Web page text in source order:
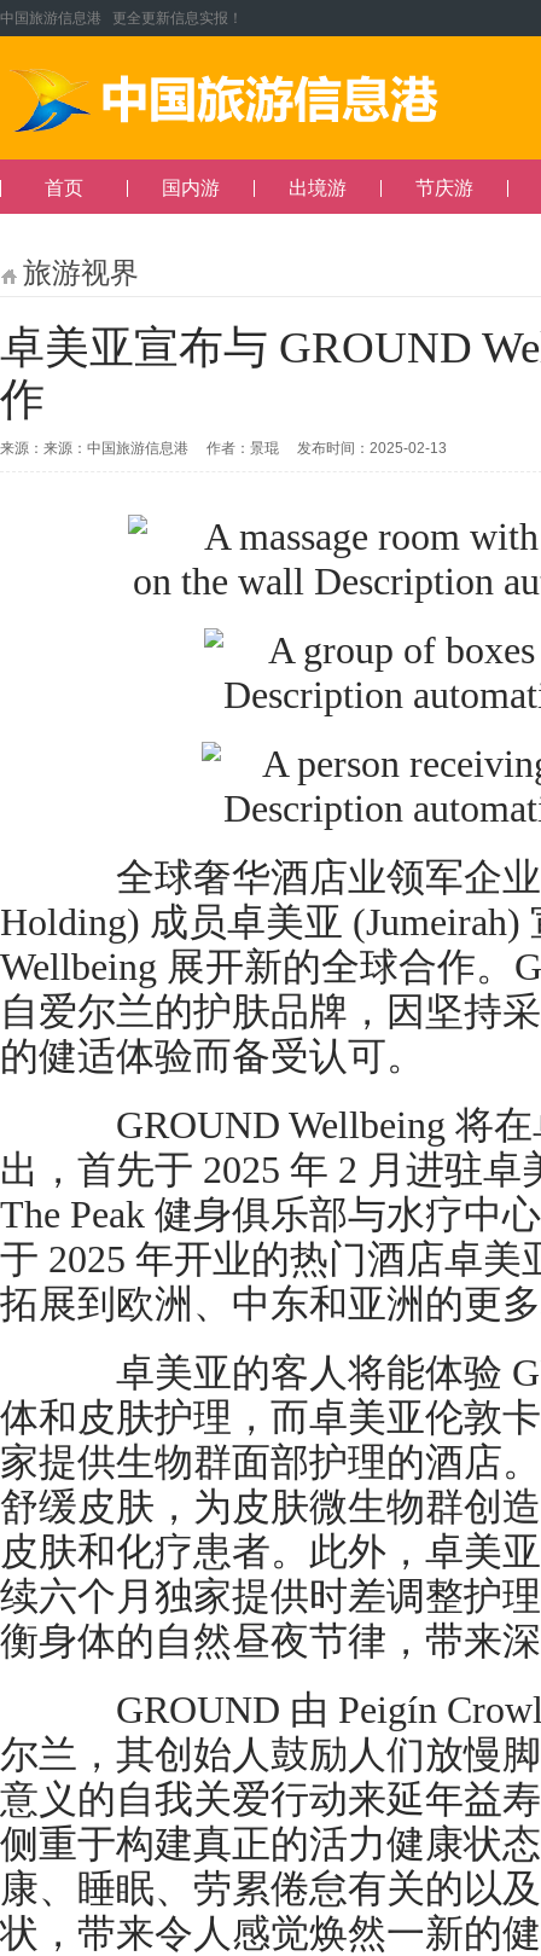
中国旅游信息港 更全更新信息实报！
首页 国内游 出境游 节庆游
旅游视界
卓美亚宣布与 GROUND
作
来源：来源：中国旅游信息港 作者：景琨 发布时间：2025-02-13
全球奢华酒店业领军企业
Holding) 成员卓美亚 (Jumeirah)
Wellbeing 展开新的全球合作。
自爱尔兰的护肤品牌，因坚持
的健适体验而备受认可。
GROUND Wellbeing 将在
出，首先于 2025 年 2 月进驻
The Peak 健身俱乐部与水疗中
于 2025 年开业的热门酒店卓
拓展到欧洲、中东和亚洲的更
卓美亚的客人将能体验
体和皮肤护理，而卓美亚伦敦
家提供生物群面部护理的酒店
舒缓皮肤，为皮肤微生物群创
皮肤和化疗患者。此外，卓美
续六个月独家提供时差调整护
衡身体的自然昼夜节律，带来
GROUND 由 Peigín
尔兰，其创始人鼓励人们放慢
意义的自我关爱行动来延年益
侧重于构建真正的活力健康状
康、睡眠、劳累倦怠有关的以
状，带来令人感觉焕然一新的